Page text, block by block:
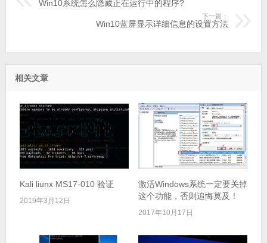
Win10系统怎么隐藏正在运行中的程序?
下一篇：
Win10蓝屏显示详细信息的设置方法
相关文章
Kali liunx MS17-010 验证
2019年3月12日
激活Windows系统一定要关掉
这个功能，否则追悔莫及！
2017年10月17日